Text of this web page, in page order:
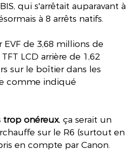
qui s'arrêtait auparavant à
à 8 arrêts natifs.
EVF de 3,68 millions de
LCD arrière de 1,62
sur le boîtier dans les
comme indiqué
trop onéreux, ça serait un
sur le R6 (surtout en
en compte par Canon.